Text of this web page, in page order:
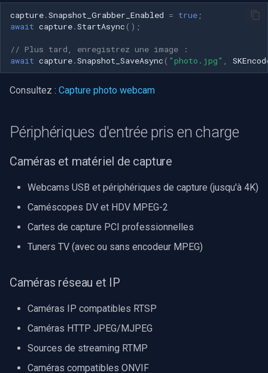
capture.Snapshot_Grabber_Enabled = true ;
await capture.StartAsync ();
// Plus tard, enregistrez une image :
await capture.Snapshot_SaveAsync ( "photo.jpg"
Consultez : Capture photo webcam
Périphériques d'entrée pris en charge
Caméras et matériel de capture
Webcams USB et périphériques de capture (jusqu'à 4K)
Caméscopes DV et HDV MPEG-2
Cartes de capture PCI professionnelles
Tuners TV (avec ou sans encodeur MPEG)
Caméras réseau et IP
Caméras IP compatibles RTSP
Caméras HTTP JPEG/MJPEG
Sources de streaming RTMP
Caméras compatibles ONVIF